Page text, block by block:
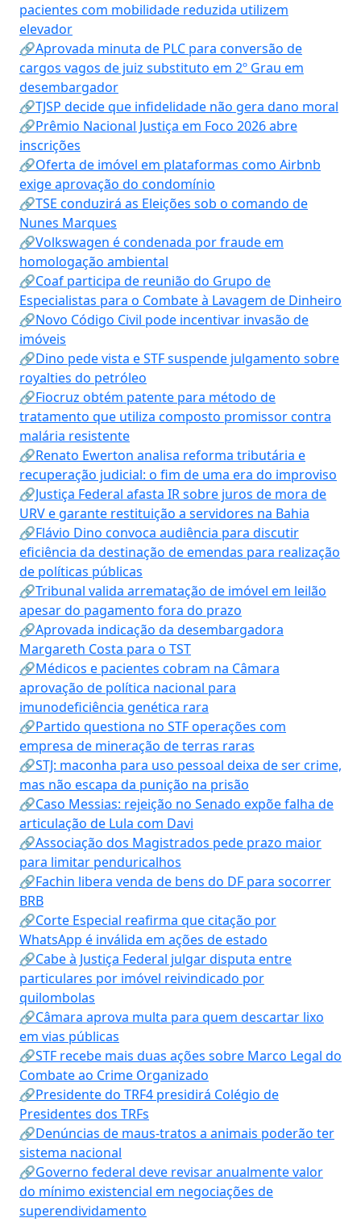
pacientes com mobilidade reduzida utilizem
elevador
🔗Aprovada minuta de PLC para conversão de
cargos vagos de juiz substituto em 2º Grau em
desembargador
🔗TJSP decide que infidelidade não gera dano moral
🔗Prêmio Nacional Justiça em Foco 2026 abre
inscrições
🔗Oferta de imóvel em plataformas como Airbnb
exige aprovação do condomínio
🔗TSE conduzirá as Eleições sob o comando de
Nunes Marques
🔗Volkswagen é condenada por fraude em
homologação ambiental
🔗Coaf participa de reunião do Grupo de
Especialistas para o Combate à Lavagem de Dinheiro
🔗Novo Código Civil pode incentivar invasão de
imóveis
🔗Dino pede vista e STF suspende julgamento sobre
royalties do petróleo
🔗Fiocruz obtém patente para método de
tratamento que utiliza composto promissor contra
malária resistente
🔗Renato Ewerton analisa reforma tributária e
recuperação judicial: o fim de uma era do improviso
🔗Justiça Federal afasta IR sobre juros de mora de
URV e garante restituição a servidores na Bahia
🔗Flávio Dino convoca audiência para discutir
eficiência da destinação de emendas para realização
de políticas públicas
🔗Tribunal valida arrematação de imóvel em leilão
apesar do pagamento fora do prazo
🔗Aprovada indicação da desembargadora
Margareth Costa para o TST
🔗Médicos e pacientes cobram na Câmara
aprovação de política nacional para
imunodeficiência genética rara
🔗Partido questiona no STF operações com
empresa de mineração de terras raras
🔗STJ: maconha para uso pessoal deixa de ser crime,
mas não escapa da punição na prisão
🔗Caso Messias: rejeição no Senado expõe falha de
articulação de Lula com Davi
🔗Associação dos Magistrados pede prazo maior
para limitar penduricalhos
🔗Fachin libera venda de bens do DF para socorrer
BRB
🔗Corte Especial reafirma que citação por
WhatsApp é inválida em ações de estado
🔗Cabe à Justiça Federal julgar disputa entre
particulares por imóvel reivindicado por
quilombolas
🔗Câmara aprova multa para quem descartar lixo
em vias públicas
🔗STF recebe mais duas ações sobre Marco Legal do
Combate ao Crime Organizado
🔗Presidente do TRF4 presidirá Colégio de
Presidentes dos TRFs
🔗Denúncias de maus-tratos a animais poderão ter
sistema nacional
🔗Governo federal deve revisar anualmente valor
do mínimo existencial em negociações de
superendividamento